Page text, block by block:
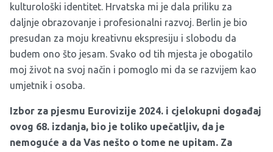
kulturološki identitet. Hrvatska mi je dala priliku za
daljnje obrazovanje i profesionalni razvoj. Berlin je bio
presudan za moju kreativnu ekspresiju i slobodu da
budem ono što jesam. Svako od tih mjesta je obogatilo
moj život na svoj način i pomoglo mi da se razvijem kao
umjetnik i osoba.
Izbor za pjesmu Eurovizije 2024. i cjelokupni događaj
ovog 68. izdanja, bio je toliko upečatljiv, da je
nemoguće a da Vas nešto o tome ne upitam. Za